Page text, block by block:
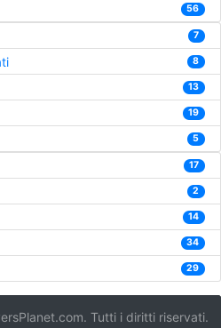
56
7
8
13
19
5
17
2
14
34
29
Tutti i diritti riservati.